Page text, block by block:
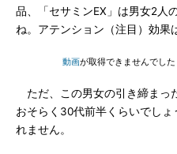
品、「セサミンEX」は男女2人
ね。アテンション（注目）効果
動画が取得できませんでした
ただ、この男女の引き締まっ
おそらく30代前半くらいでし
れません。